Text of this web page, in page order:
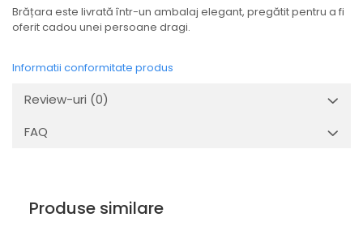
Brățara este livrată într-un ambalaj elegant, pregătit pentru a fi
oferit cadou unei persoane dragi.
Informatii conformitate produs
Review-uri (0)
FAQ
Produse similare